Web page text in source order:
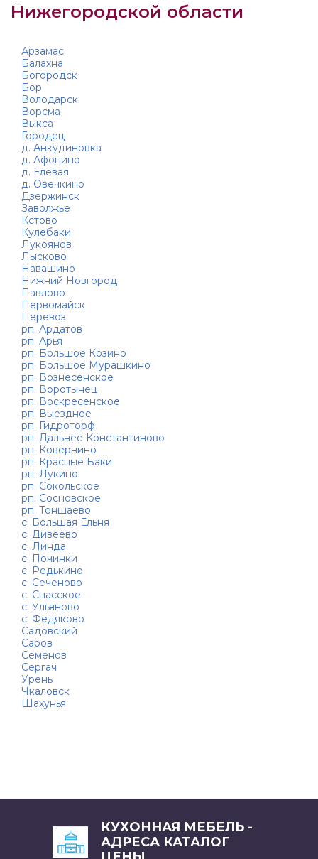
Нижегородской области
Арзамас
Балахна
Богородск
Бор
Володарск
Ворсма
Выкса
Городец
д. Анкудиновка
д. Афонино
д. Елевая
д. Овечкино
Дзержинск
Заволжье
Кстово
Кулебаки
Лукоянов
Лысково
Навашино
Нижний Новгород
Павлово
Первомайск
Перевоз
рп. Ардатов
рп. Арья
рп. Большое Козино
рп. Большое Мурашкино
рп. Вознесенское
рп. Воротынец
рп. Воскресенское
рп. Выездное
рп. Гидроторф
рп. Дальнее Константиново
рп. Ковернино
рп. Красные Баки
рп. Лукино
рп. Сокольское
рп. Сосновское
рп. Тоншаево
с. Большая Ельня
с. Дивеево
с. Линда
с. Починки
с. Редькино
с. Сеченово
с. Спасское
с. Ульяново
с. Федяково
Садовский
Саров
Семенов
Сергач
Урень
Чкаловск
Шахунья
КУХОННАЯ МЕБЕЛЬ -
АДРЕСА КАТАЛОГ